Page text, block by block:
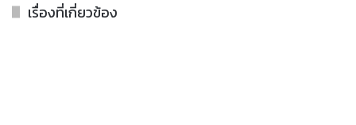
เรื่องที่เกี่ยวข้อง